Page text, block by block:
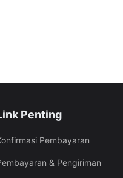
Penting
Pembayaran
& Pengiriman